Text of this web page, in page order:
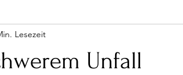
Unfall
Lesezeit